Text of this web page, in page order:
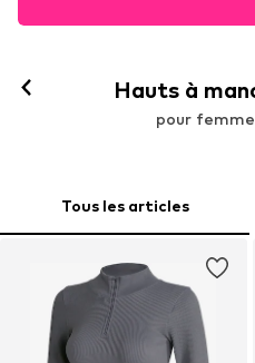
Hauts à
pour
Tous les articles